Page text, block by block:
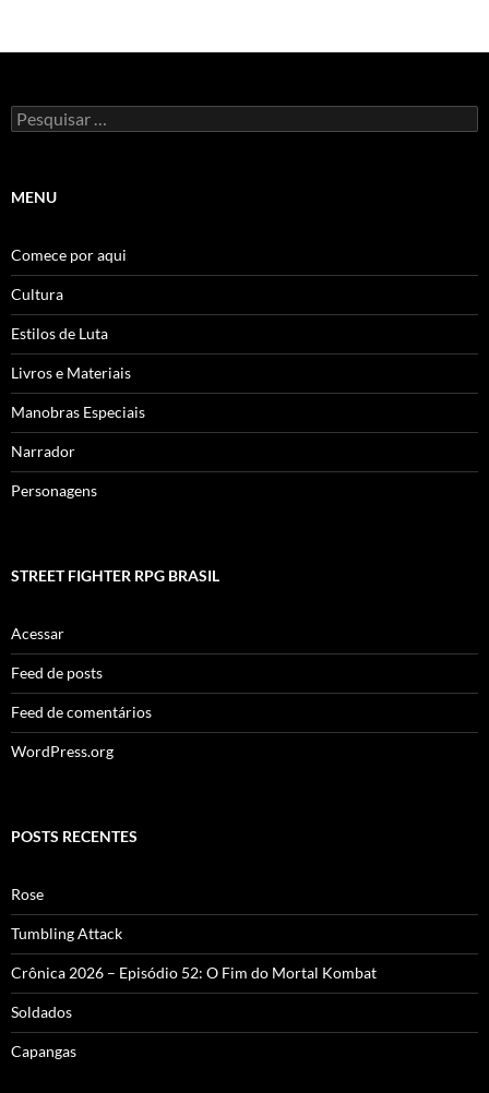
Pesquisar
por:
MENU
Comece por aqui
Cultura
Estilos de Luta
Livros e Materiais
Manobras Especiais
Narrador
Personagens
STREET FIGHTER RPG BRASIL
Acessar
Feed de posts
Feed de comentários
WordPress.org
POSTS RECENTES
Rose
Tumbling Attack
Crônica 2026 – Episódio 52: O Fim do Mortal Kombat
Soldados
Capangas